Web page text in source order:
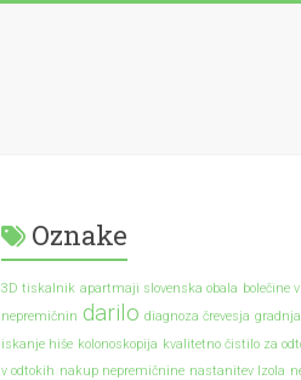
Oznake
3D tiskalnik apartmaji slovenska obala bolečine
nepremičnin darilo diagnoza črevesja
iskanje hiše kolonoskopija kvalitetno čistilo za
v odtokih nakup nepremičnine nastanitev Izola